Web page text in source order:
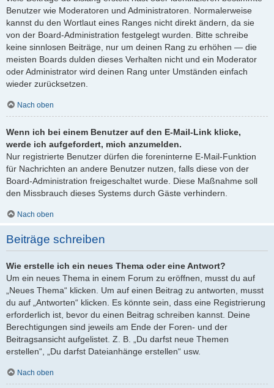
Benutzer wie Moderatoren und Administratoren. Normalerweise
kannst du den Wortlaut eines Ranges nicht direkt ändern, da sie
von der Board-Administration festgelegt wurden. Bitte schreibe
keine sinnlosen Beiträge, nur um deinen Rang zu erhöhen — die
meisten Boards dulden dieses Verhalten nicht und ein Moderator
oder Administrator wird deinen Rang unter Umständen einfach
wieder zurücksetzen.
Nach oben
Wenn ich bei einem Benutzer auf den E-Mail-Link klicke,
werde ich aufgefordert, mich anzumelden.
Nur registrierte Benutzer dürfen die foreninterne E-Mail-Funktion
für Nachrichten an andere Benutzer nutzen, falls diese von der
Board-Administration freigeschaltet wurde. Diese Maßnahme soll
den Missbrauch dieses Systems durch Gäste verhindern.
Nach oben
Beiträge schreiben
Wie erstelle ich ein neues Thema oder eine Antwort?
Um ein neues Thema in einem Forum zu eröffnen, musst du auf
„Neues Thema“ klicken. Um auf einen Beitrag zu antworten, musst
du auf „Antworten“ klicken. Es könnte sein, dass eine Registrierung
erforderlich ist, bevor du einen Beitrag schreiben kannst. Deine
Berechtigungen sind jeweils am Ende der Foren- und der
Beitragsansicht aufgelistet. Z. B. „Du darfst neue Themen
erstellen“, „Du darfst Dateianhänge erstellen“ usw.
Nach oben